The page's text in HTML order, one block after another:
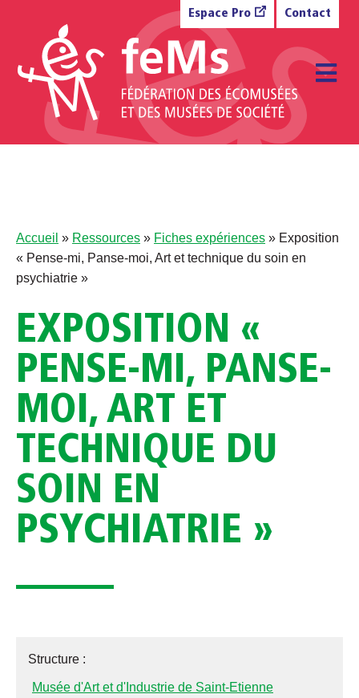
Espace Pro Contact
Accueil » Ressources » Fiches expériences » Exposition
« Pense-mi, Panse-moi, Art et technique du soin en
psychiatrie »
EXPOSITION «
PENSE-MI, PANSE-
MOI, ART ET
TECHNIQUE DU
SOIN EN
PSYCHIATRIE »
Structure :
Musée d'Art et d'Industrie de Saint-Etienne